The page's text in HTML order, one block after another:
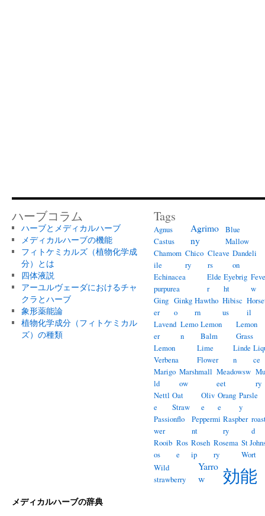
ハーブコラム
ハーブとメディカルハーブ
メディカルハーブの機能
フィトケミカルズ（植物化学成
分）とは
四体液説
アーユルヴェーダにおけるチャ
クラとハーブ
象形薬能論
植物化学成分（フィトケミカル
ズ）の種類
Tags
Agnus
Castus
Agrimo
ny
Blue
Mallow
Chamom
ile
Chico
ry
Cleave
rs
Dandeli
on
Echinacea
purpurea
Elde
r
Eyebrig
ht
w
Ging
er
Ginkg
o
Hawtho
rn
Hibisc
us
il
Lavend
er
Lemo
n
Lemon
Balm
Lemon
Grass
Lemon
Verbena
Lime
Flower
Linde
n
ce
Marigo
ld
Marshmall
ow
Meadowsw
eet
ry
Nettl
e
Oat
Straw
Oliv
e
Orang
e
Parsle
y
Passionflo
wer
Peppermi
nt
Raspber
ry
d
Rooib
os
Ros
e
Roseh
ip
Rosema
ry
St
Wort
Wild
strawberry
Yarro
w
効能
メディカルハーブの辞典